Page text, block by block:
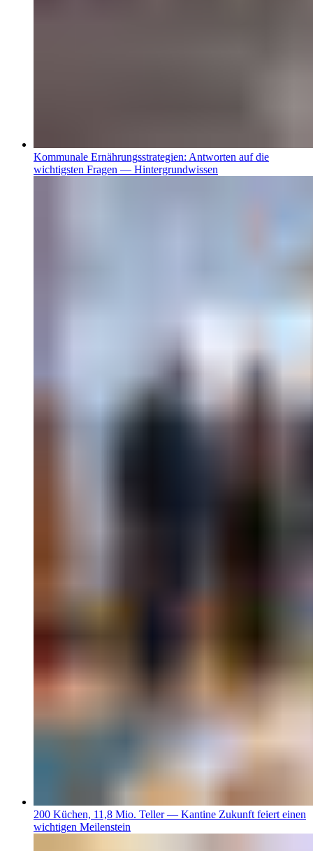
Kommunale Ernährungsstrategien: Antworten auf die
wichtigsten Fragen — Hintergrundwissen
200 Küchen, 11,8 Mio. Teller — Kantine Zukunft feiert einen
wichtigen Meilenstein